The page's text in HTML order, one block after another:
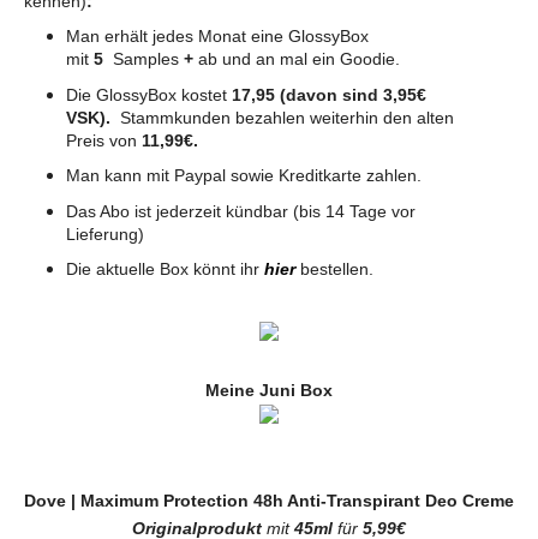
Man erhält jedes Monat eine GlossyBox
mit 5 Samples + ab und an mal ein Goodie.
Die GlossyBox kostet 17,95 (davon sind 3,95€
VSK). Stammkunden bezahlen weiterhin den alten
Preis von 11,99€.
Man kann mit Paypal sowie Kreditkarte zahlen.
Das Abo ist jederzeit kündbar (bis 14 Tage vor
Lieferung)
Die aktuelle Box könnt ihr hier bestellen.
Meine Juni Box
Dove | Maximum Protection 48h Anti-Transpirant Deo Creme
Originalprodukt mit45ml für 5,99€